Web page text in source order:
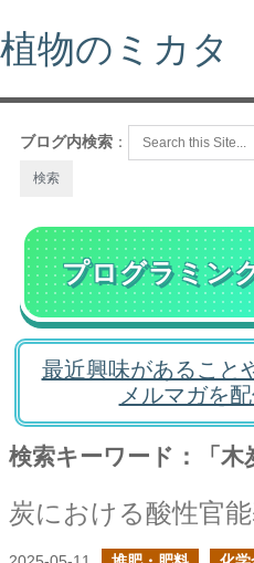
植物のミカタ
ブログ内検索 ：
プログラミン
最近興味があること
メルマガを
検索キーワード：「木